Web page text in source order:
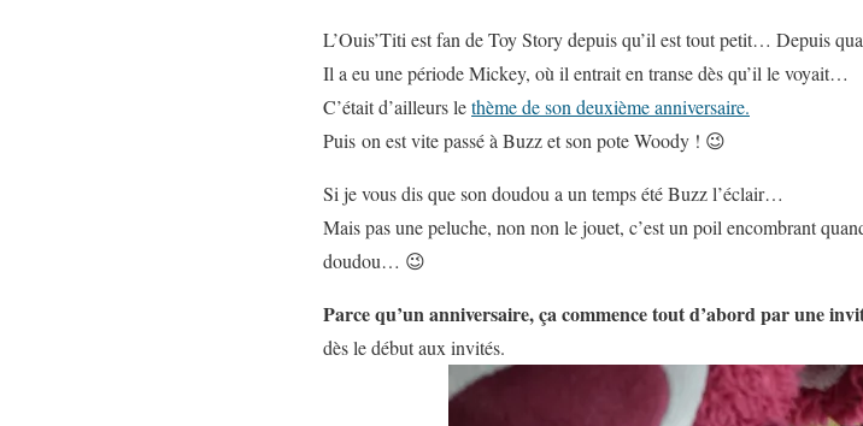
L’Ouis’Titi est fan de Toy Story depuis qu’il est tout petit… Depuis
Il a eu une période Mickey, où il entrait en transe dès qu’il le voyait…
C’était d’ailleurs lethème de son deuxième anniversaire.
Puis on est vite passé à Buzz et son pote Woody ! 😉
Si je vous dis que son doudou a un temps été Buzz l’éclair…
Mais pas une peluche, non non le jouet, c’est un poil encombrant
doudou… 😉
Parce qu’un anniversaire, ça commence tout d’abord par une
dès le début aux invités.